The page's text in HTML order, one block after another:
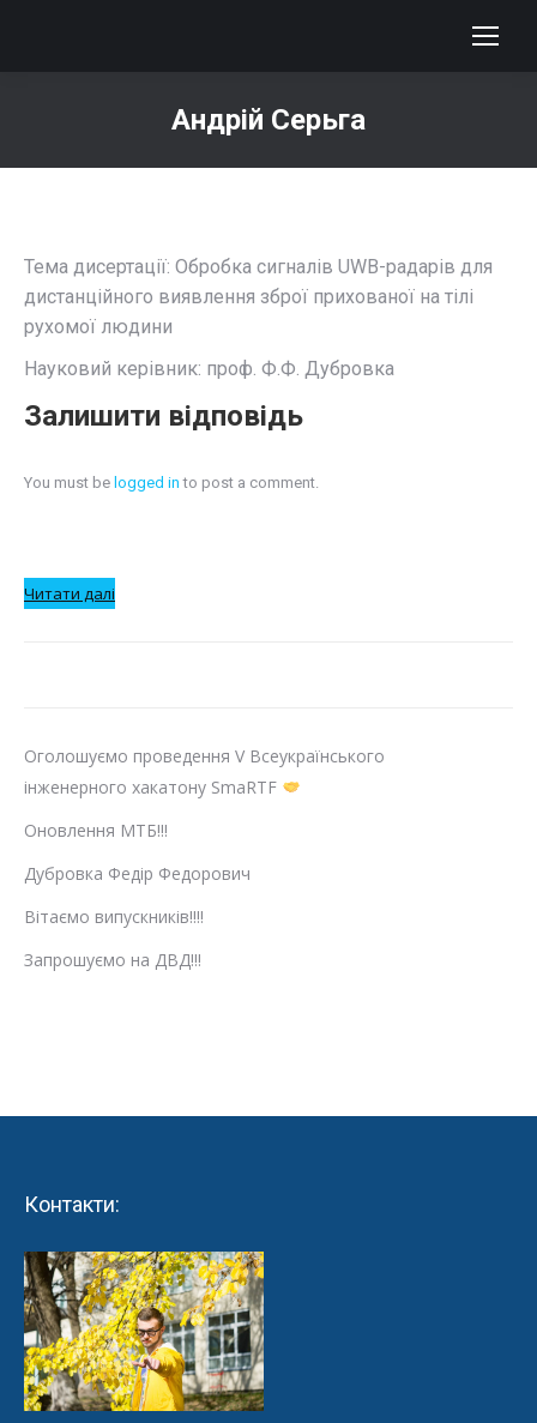
Андрій Серьга
Тема дисертації: Обробка сигналів UWB-радарів для
дистанційного виявлення зброї прихованої на тілі
рухомої людини
Науковий керівник: проф. Ф.Ф. Дубровка
Залишити відповідь
You must be logged in to post a comment.
Читати далі
Оголошуємо проведення V Всеукраїнського
інженерного хакатону SmaRTF
Оновлення МТБ!!!
Дубровка Федір Федорович
Вітаємо випускників!!!!
Запрошуємо на ДВД!!!
Контакти: